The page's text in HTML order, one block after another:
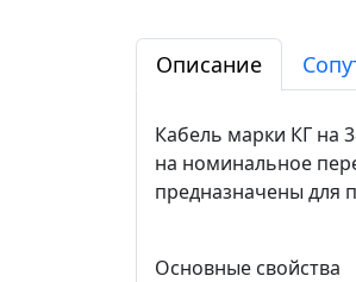
Описание
Кабель марки КГ на
на номинальное
предназначены для
Основные свойства